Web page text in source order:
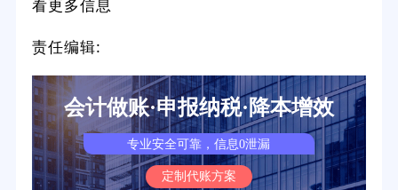
看更多信息
责任编辑:
会计做账·申报纳税·降本增效
专业安全可靠，信息0泄漏
定制代账方案